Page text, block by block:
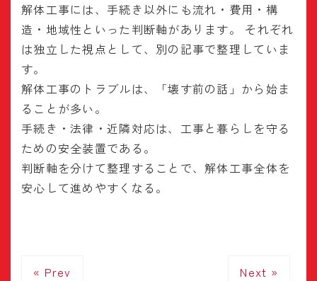
解体工事には、手続き以外にも流れ・費用・構
造・地域性といった判断軸があります。 それぞれ
は独立した視点として、別の記事で整理していま
す。
解体工事のトラブルは、「壊す前の話」から始ま
ることが多い。
手続き・法律・近隣対応は、工事と暮らしを守る
ための安全装置である。
判断軸を分けて整理することで、解体工事全体を
安心して進めやすくなる。
« Prev Next »